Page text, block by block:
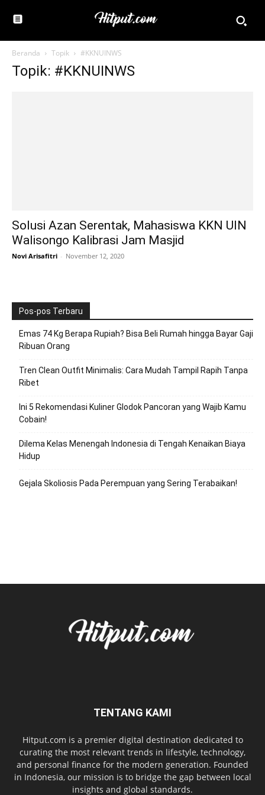
Beranda Topik #KKNUINWS
Topik: #KKNUINWS
Solusi Azan Serentak, Mahasiswa KKN UIN
Walisongo Kalibrasi Jam Masjid
Novi Arisafitri - November 12, 2020
Pos-pos Terbaru
Emas 74 Kg Berapa Rupiah? Bisa Beli Rumah hingga Bayar Gaji
Ribuan Orang
Tren Clean Outfit Minimalis: Cara Mudah Tampil Rapih Tanpa
Ribet
Ini 5 Rekomendasi Kuliner Glodok Pancoran yang Wajib Kamu
Cobain!
Dilema Kelas Menengah Indonesia di Tengah Kenaikan Biaya
Hidup
Gejala Skoliosis Pada Perempuan yang Sering Terabaikan!
TENTANG KAMI
Hitput.com is a premier digital destination dedicated to
curating the most relevant trends in lifestyle, technology,
and personal finance for the modern generation. Founded
in Indonesia, our mission is to bridge the gap between local
insights and global standards.